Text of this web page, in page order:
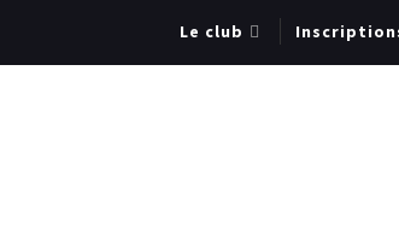
Le club